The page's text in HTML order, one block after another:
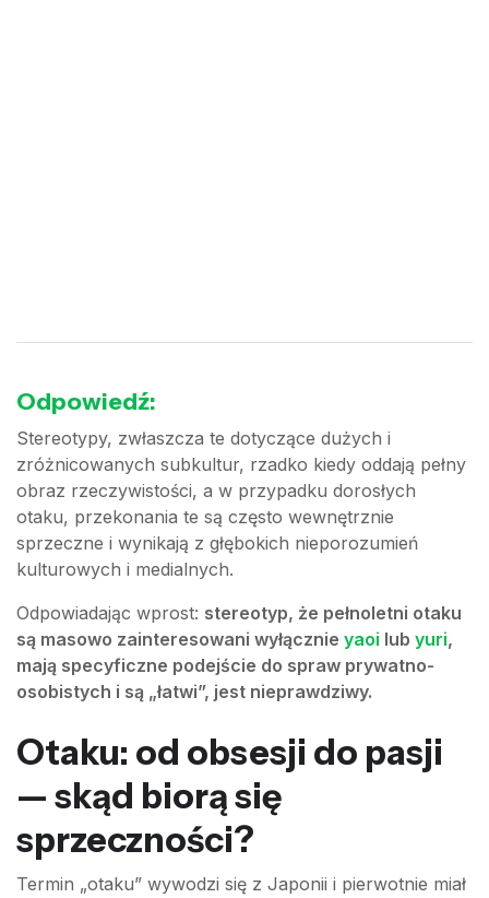
Odpowiedź:
Stereotypy, zwłaszcza te dotyczące dużych i
zróżnicowanych subkultur, rzadko kiedy oddają pełny
obraz rzeczywistości, a w przypadku dorosłych
otaku, przekonania te są często wewnętrznie
sprzeczne i wynikają z głębokich nieporozumień
kulturowych i medialnych.
Odpowiadając wprost: stereotyp, że pełnoletni otaku
są masowo zainteresowani wyłącznie yaoi lub yuri,
mają specyficzne podejście do spraw prywatno-
osobistych i są „łatwi”, jest nieprawdziwy.
Otaku: od obsesji do pasji
— skąd biorą się
sprzeczności?
Termin „otaku” wywodzi się z Japonii i pierwotnie miał